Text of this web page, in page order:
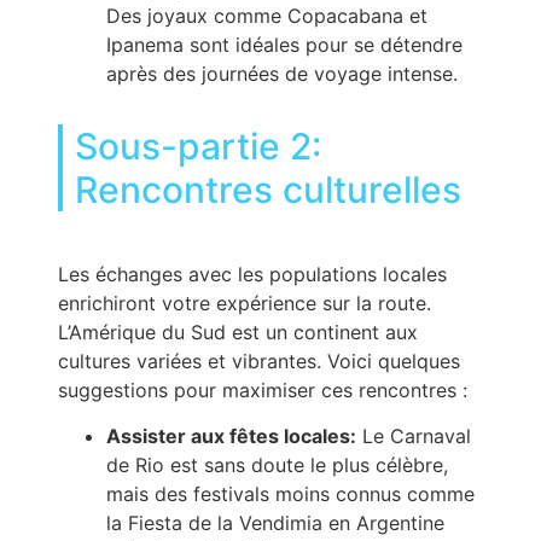
Des joyaux comme Copacabana et
Ipanema sont idéales pour se détendre
après des journées de voyage intense.
Sous-partie 2:
Rencontres culturelles
Les échanges avec les populations locales
enrichiront votre expérience sur la route.
L’Amérique du Sud est un continent aux
cultures variées et vibrantes. Voici quelques
suggestions pour maximiser ces rencontres :
Assister aux fêtes locales: Le Carnaval
de Rio est sans doute le plus célèbre,
mais des festivals moins connus comme
la Fiesta de la Vendimia en Argentine